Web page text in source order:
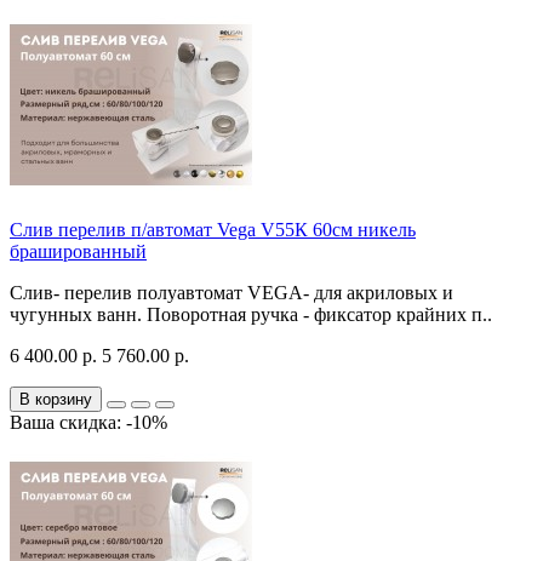
Слив перелив п/автомат Vega V55К 60см никель
брашированный
Слив- перелив полуавтомат VEGA- для акриловых и
чугунных ванн. Поворотная ручка - фиксатор крайних п..
6 400.00 р. 5 760.00 р.
В корзину
Ваша скидка: -10%